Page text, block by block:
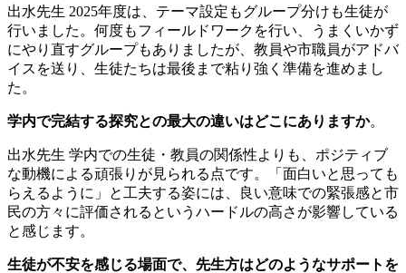
出水先生 2025年度は、テーマ設定もグループ分けも生徒が
行いました。何度もフィールドワークを行い、うまくいかず
にやり直すグループもありましたが、教員や市職員がアドバ
イスを送り、生徒たちは最後まで粘り強く準備を進めまし
た。
学内で完結する探究との最大の違いはどこにありますか。
出水先生 学内での生徒・教員の関係性よりも、ポジティブ
な動機による頑張りが見られる点です。「面白いと思っても
らえるように」と工夫する姿には、良い意味での緊張感と市
民の方々に評価されるというハードルの高さが影響している
と感じます。
生徒が不安を感じる場面で、先生方はどのようなサポートを